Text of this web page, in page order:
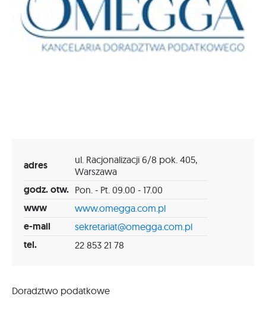
adres
ul. Racjonalizacji 6/8 pok. 405,
Warszawa
godz. otw. Pon. - Pt. 09.00 - 17.00
www www.omegga.com.pl
e-mail sekretariat@omegga.com.pl
tel. 22 853 21 78
Doradztwo podatkowe